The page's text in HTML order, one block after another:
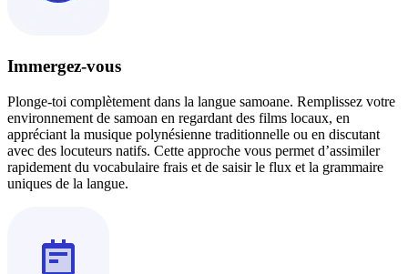
Immergez-vous
Plonge-toi complètement dans la langue samoane. Remplissez votre
environnement de samoan en regardant des films locaux, en
appréciant la musique polynésienne traditionnelle ou en discutant
avec des locuteurs natifs. Cette approche vous permet d’assimiler
rapidement du vocabulaire frais et de saisir le flux et la grammaire
uniques de la langue.